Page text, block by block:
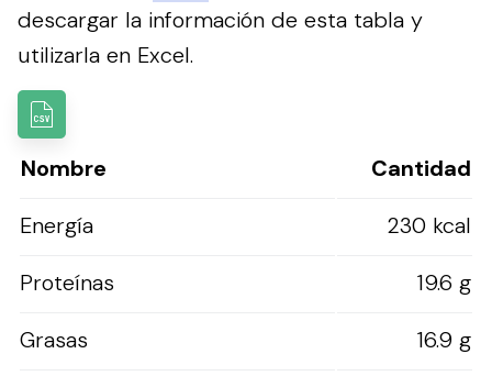
descargar la información de esta tabla y
utilizarla en Excel.
Nombre
Cantidad
Energía
230 kcal
Proteínas
19.6 g
Grasas
16.9 g